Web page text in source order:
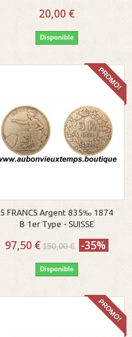
20,00 €
Disponible
PROMO!
5 FRANCS Argent 835‰ 1874
B 1er Type - SUISSE
97,50 € 150,00 € -35%
Disponible
PROMO!